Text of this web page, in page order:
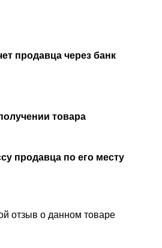
продавца через банк
товара
продавца по его месту
отзыв о данном товаре